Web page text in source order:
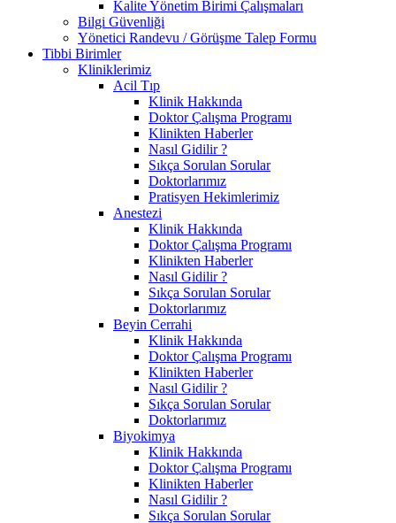
Kalite Yönetim Birimi Çalışmaları
Bilgi Güvenliği
Yönetici Randevu / Görüşme Talep Formu
Tibbi Birimler
Kliniklerimiz
Acil Tıp
Klinik Hakkında
Doktor Çalışma Programı
Klinikten Haberler
Nasıl Gidilir ?
Sıkça Sorulan Sorular
Doktorlarımız
Pratisyen Hekimlerimiz
Anestezi
Klinik Hakkında
Doktor Çalışma Programı
Klinikten Haberler
Nasıl Gidilir ?
Sıkça Sorulan Sorular
Doktorlarımız
Beyin Cerrahi
Klinik Hakkında
Doktor Çalışma Programı
Klinikten Haberler
Nasıl Gidilir ?
Sıkça Sorulan Sorular
Doktorlarımız
Biyokimya
Klinik Hakkında
Doktor Çalışma Programı
Klinikten Haberler
Nasıl Gidilir ?
Sıkça Sorulan Sorular